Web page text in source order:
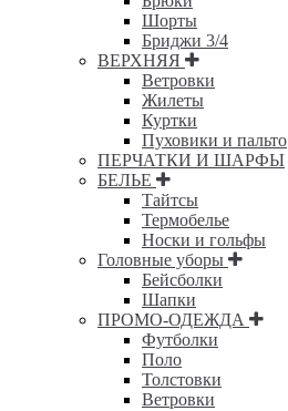
Шорты
Бриджи 3/4
ВЕРХНЯЯ
Ветровки
Жилеты
Куртки
Пуховики и пальто
ПЕРЧАТКИ И ШАРФЫ
БЕЛЬЕ
Тайтсы
Термобелье
Носки и гольфы
Головные уборы
Бейсболки
Шапки
ПРОМО-ОДЕЖДА
Футболки
Поло
Толстовки
Ветровки